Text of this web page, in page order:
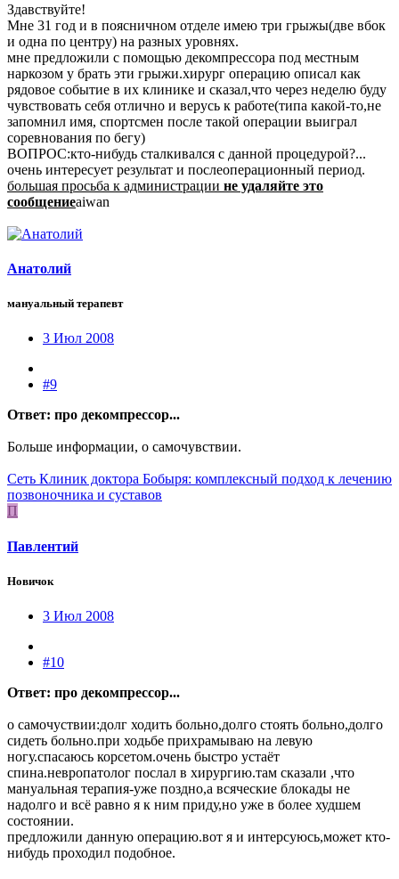
Здавствуйте!
Мне 31 год и в поясничном отделе имею три грыжы(две вбок
и одна по центру) на разных уровнях.
мне предложили с помощью декомпрессора под местным
наркозом у брать эти грыжи.хирург операцию описал как
рядовое событие в их клинике и сказал,что через неделю буду
чувствовать себя отлично и верусь к работе(типа какой-то,не
запомнил имя, спортсмен после такой операции выиграл
соревнования по бегу)
ВОПРОС:кто-нибудь сталкивался с данной процедурой?...
очень интересует результат и послеоперационный период.
большая просьба к администрации не удаляйте это
сообщениеaiwan
Анатолий
мануальный терапевт
3 Июл 2008
#9
Ответ: про декомпрессор...
Больше информации, о самочувствии.
Сеть Клиник доктора Бобыря: комплексный подход к лечению
позвоночника и суставов
П
Павлентий
Новичок
3 Июл 2008
#10
Ответ: про декомпрессор...
о самочуствии:долг ходить больно,долго стоять больно,долго
сидеть больно.при ходьбе прихрамываю на левую
ногу.спасаюсь корсетом.очень быстро устаёт
спина.невропатолог послал в хирургию.там сказали ,что
мануальная терапия-уже поздно,а всяческие блокады не
надолго и всё равно я к ним приду,но уже в более худшем
состоянии.
предложили данную операцию.вот я и интерсуюсь,может кто-
нибудь проходил подобное.